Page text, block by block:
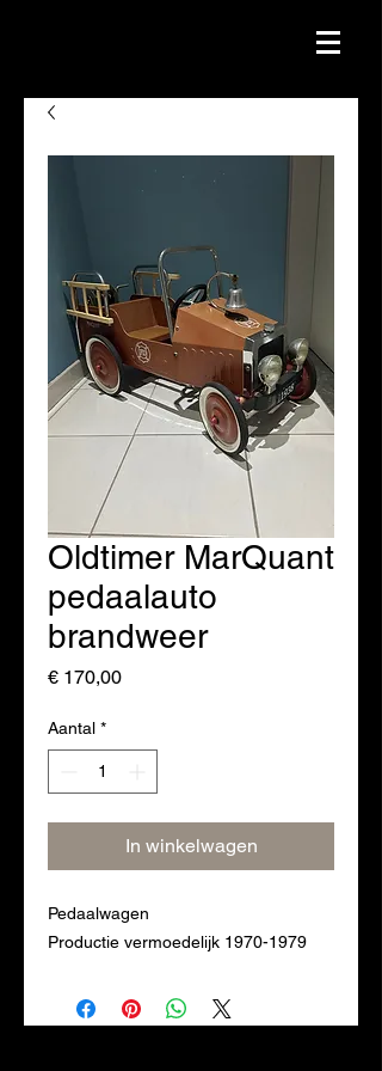
Oldtimer MarQuant
pedaalauto
brandweer
€ 170,00Prijs
Aantal *
In winkelwagen
Pedaalwagen
Productie vermoedelijk 1970-1979